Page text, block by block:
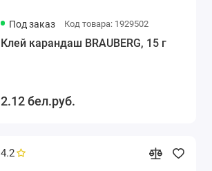
Под заказ Код товара: 1929502
Клей карандаш BRAUBERG, 15 г
2.12 бел.руб.
4.2